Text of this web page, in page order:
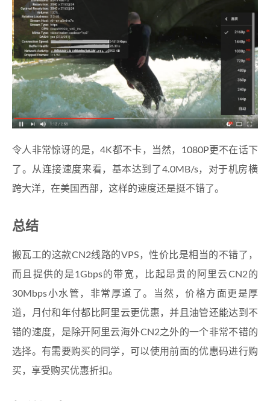
令人非常惊讶的是，4K都不卡，当然，1080P更不在话下
了。从连接速度来看，基本达到了4.0MB/s，对于机房横
跨大洋，在美国西部，这样的速度还是挺不错了。
总结
搬瓦工的这款CN2线路的VPS，性价比是相当的不错了，
而且提供的是1Gbps的带宽，比起昂贵的阿里云CN2的
30Mbps小水管，非常厚道了。当然，价格方面更是厚
道，月付和年付都比阿里云更优惠，并且油管还能达到不
错的速度，是除开阿里云海外CN2之外的一个非常不错的
选择。有需要购买的同学，可以使用前面的优惠码进行购
买，享受购买优惠折扣。